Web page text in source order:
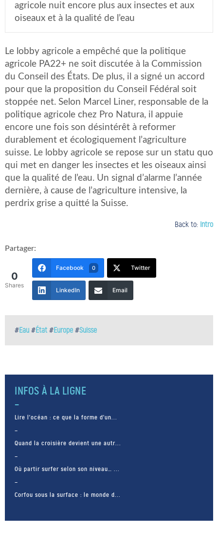
agricole nuit encore plus aux insectes et aux
oiseaux et à la qualité de l’eau
Le lobby agricole a empêché que la politique
agricole PA22+ ne soit discutée à la Commission
du Conseil des États. De plus, il a signé un accord
pour que la proposition du Conseil Fédéral soit
stoppée net. Selon Marcel Liner, responsable de la
politique agricole chez Pro Natura, il appuie
encore une fois son désintérêt à reformer
durablement et écologiquement l’agriculture
suisse. Le lobby agricole se repose sur un statu quo
qui met en danger les insectes et les oiseaux ainsi
que la qualité de l’eau. Un signal d’alarme l’année
dernière, à cause de l’agriculture intensive, la
perdrix grise a quitté la Suisse.
Back to: Intro
Partager:
0
Shares
Facebook 0 Twitter
LinkedIn Email
#Eau #État #Europe #Suisse
INFOS À LA LIGNE
Lire l’océan : ce que la forme d’un...
Quand la croisière devient une autr...
Où partir surfer selon son niveau… ...
Corfou sous la surface : le monde d...